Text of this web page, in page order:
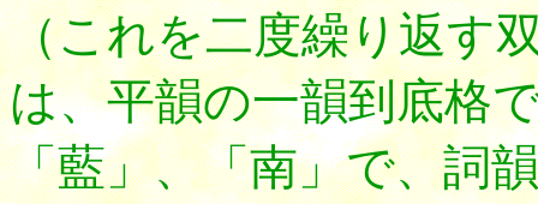
（これを二度繰り返す
は、平韻の一韻到底格
「藍」、「南」で、詞